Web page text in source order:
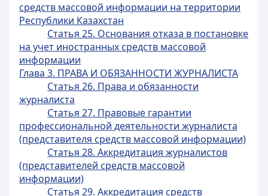
средств массовой информации на территории
Республики Казахстан
Статья 25. Основания отказа в постановке
на учет иностранных средств массовой
информации
Глава 3. ПРАВА И ОБЯЗАННОСТИ ЖУРНАЛИСТА
Статья 26. Права и обязанности
журналиста
Статья 27. Правовые гарантии
профессиональной деятельности журналиста
(представителя средств массовой информации)
Статья 28. Аккредитация журналистов
(представителей средств массовой
информации)
Статья 29. Аккредитация средств